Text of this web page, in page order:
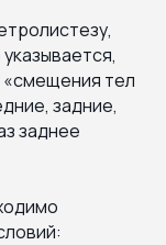
«смещения тел
задние,
заднее